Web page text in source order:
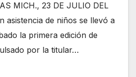
MICH., 23 DE JULIO DEL
asistencia de niños se llevó a
la primera edición de
por la titular…